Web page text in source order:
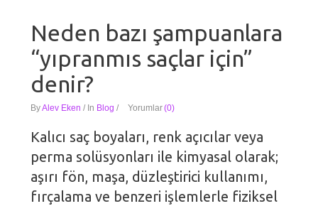
Neden bazı şampuanlara
“yıpranmıs saçlar için”
denir?
ByAlev Eken / In Blog / Yorumlar(0)
Kalıcı saç boyaları, renk açıcılar veya
perma solüsyonları ile kimyasal olarak;
aşırı fön, maşa, düzleştirici kullanımı,
fırçalama ve benzeri işlemlerle fiziksel